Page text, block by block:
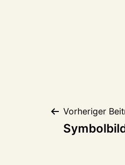
Vorheriger